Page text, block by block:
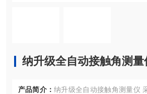
纳升级全自动接触角测量
产品简介： 纳升级全自动接触角测量仪